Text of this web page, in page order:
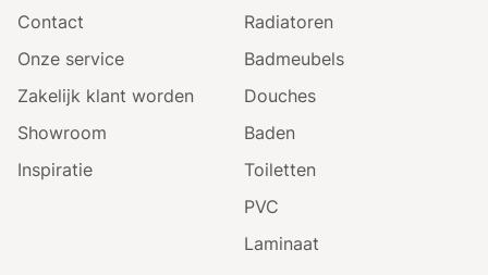
Contact
Onze service
Zakelijk klant worden
Showroom
Inspiratie
Radiatoren
Badmeubels
Douches
Baden
Toiletten
PVC
Laminaat